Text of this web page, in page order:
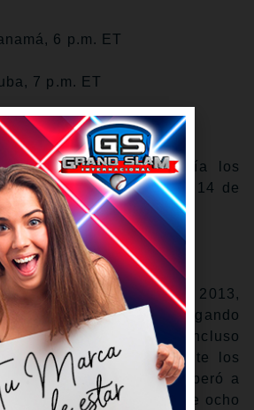
6 p.m. ET
7 p.m. ET
7 p.m. ET
Puerto Rico jugaría los
viernes 13 o el sábado 14 de
el Clásico
subcampeón en el 2013,
dominante en el 2017, llegando
récord de 7-0. Incluso
derrota por 8-0 ante los
la final, Puerto Rico superó a
55-26 en un calendario de ocho